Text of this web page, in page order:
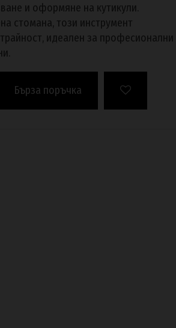
и оформяне на кутикули.
стомана, този инструмент
идеален за професионални
Бърза поръчка